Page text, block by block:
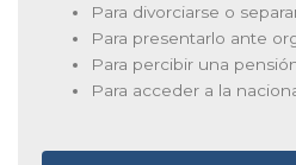
Para divorciarse o
Para presentarlo ante
Para percibir una
Para acceder a la